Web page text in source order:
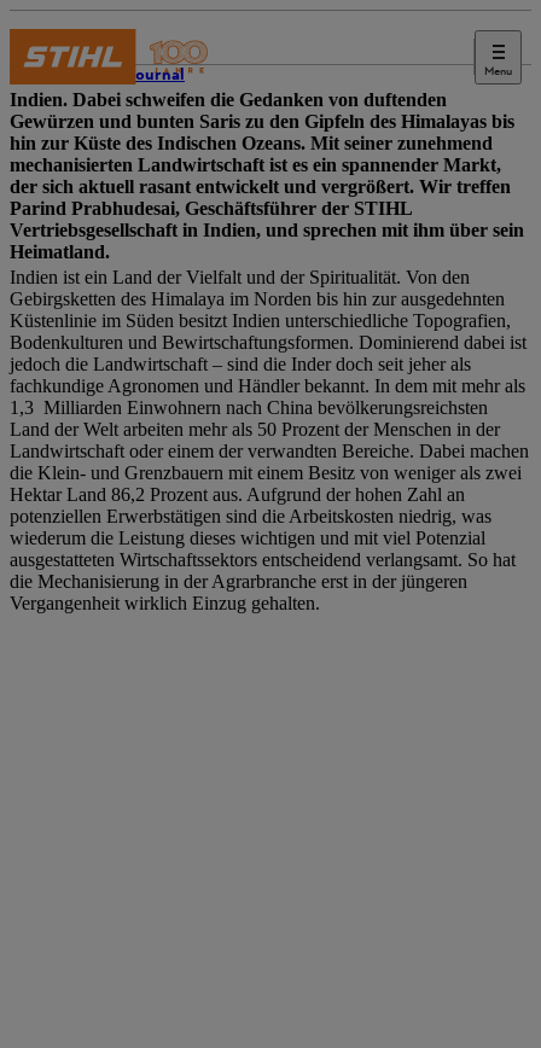
Menu
STIHL Journal
Indien. Dabei schweifen die Gedanken von duftenden
Gewürzen und bunten Saris zu den Gipfeln des Himalayas bis
hin zur Küste des Indischen Ozeans. Mit seiner zunehmend
mechanisierten Landwirtschaft ist es ein spannender Markt,
der sich aktuell rasant entwickelt und vergrößert. Wir treffen
Parind Prabhudesai, Geschäftsführer der STIHL
Vertriebsgesellschaft in Indien, und sprechen mit ihm über sein
Heimatland.
Indien ist ein Land der Vielfalt und der Spiritualität. Von den
Gebirgsketten des Himalaya im Norden bis hin zur ausgedehnten
Küstenlinie im Süden besitzt Indien unterschiedliche Topografien,
Bodenkulturen und Bewirtschaftungsformen. Dominierend dabei ist
jedoch die Landwirtschaft – sind die Inder doch seit jeher als
fachkundige Agronomen und Händler bekannt. In dem mit mehr als
1,3 Milliarden Einwohnern nach China bevölkerungsreichsten
Land der Welt arbeiten mehr als 50 Prozent der Menschen in der
Landwirtschaft oder einem der verwandten Bereiche. Dabei machen
die Klein- und Grenzbauern mit einem Besitz von weniger als zwei
Hektar Land 86,2 Prozent aus. Aufgrund der hohen Zahl an
potenziellen Erwerbstätigen sind die Arbeitskosten niedrig, was
wiederum die Leistung dieses wichtigen und mit viel Potenzial
ausgestatteten Wirtschaftssektors entscheidend verlangsamt. So hat
die Mechanisierung in der Agrarbranche erst in der jüngeren
Vergangenheit wirklich Einzug gehalten.